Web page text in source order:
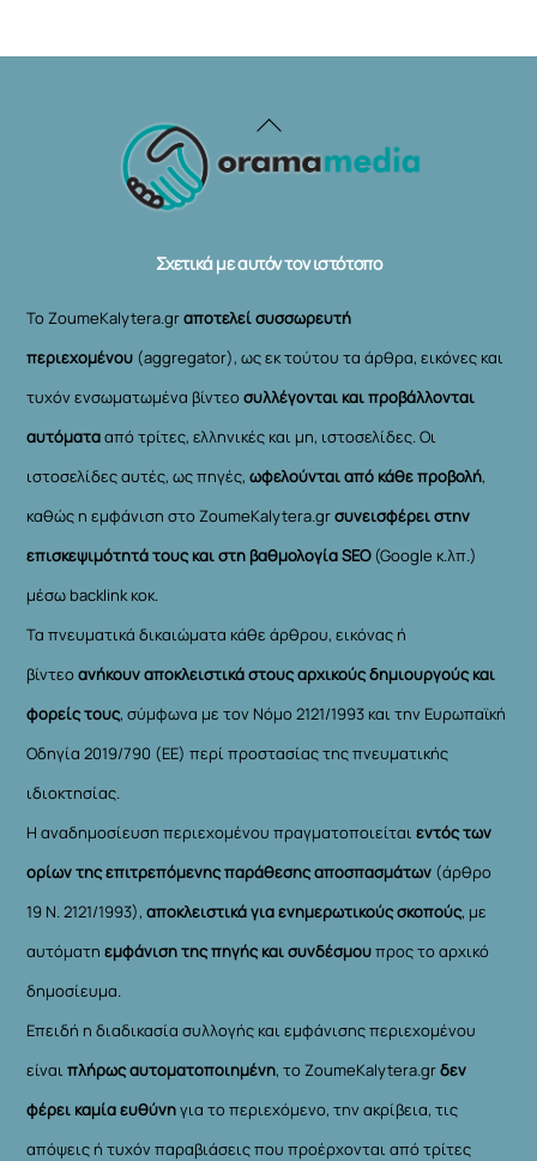
Back
To
Σχετικά με αυτόν τον ιστότοπο
Το ZoumeKalytera.grαποτελεί συσσωρευτή
περιεχομένου (aggregator), ως εκ τούτου τα άρθρα, εικόνες και
τυχόν ενσωματωμένα βίντεοσυλλέγονται και προβάλλονται
αυτόματααπό τρίτες, ελληνικές και μη, ιστοσελίδες. Οι
ιστοσελίδες αυτές, ως πηγές,ωφελούνται από κάθε προβολή,
καθώς η εμφάνιση στο ZoumeKalytera.grσυνεισφέρει στην
επισκεψιμότητά τους και στη βαθμολογία SEO(Google κ.λπ.)
μέσω backlink κοκ.
Τα πνευματικά δικαιώματα κάθε άρθρου, εικόνας ή
βίντεοανήκουν αποκλειστικά στους αρχικούς δημιουργούς και
φορείς τους, σύμφωνα με τον Νόμο 2121/1993 και την Ευρωπαϊκή
Οδηγία 2019/790 (ΕΕ) περί προστασίας της πνευματικής
ιδιοκτησίας.
Η αναδημοσίευση περιεχομένου πραγματοποιείταιεντός των
ορίων της επιτρεπόμενης παράθεσης αποσπασμάτων (άρθρο
19 Ν. 2121/1993), αποκλειστικά για ενημερωτικούς σκοπούς, με
αυτόματηεμφάνιση της πηγής και συνδέσμουπρος το αρχικό
δημοσίευμα.
Επειδή η διαδικασία συλλογής και εμφάνισης περιεχομένου
είναιπλήρως αυτοματοποιημένη, το ZoumeKalytera.grδεν
φέρει καμία ευθύνηγια το περιεχόμενο, την ακρίβεια, τις
απόψεις ή τυχόν παραβιάσεις που προέρχονται από τρίτες